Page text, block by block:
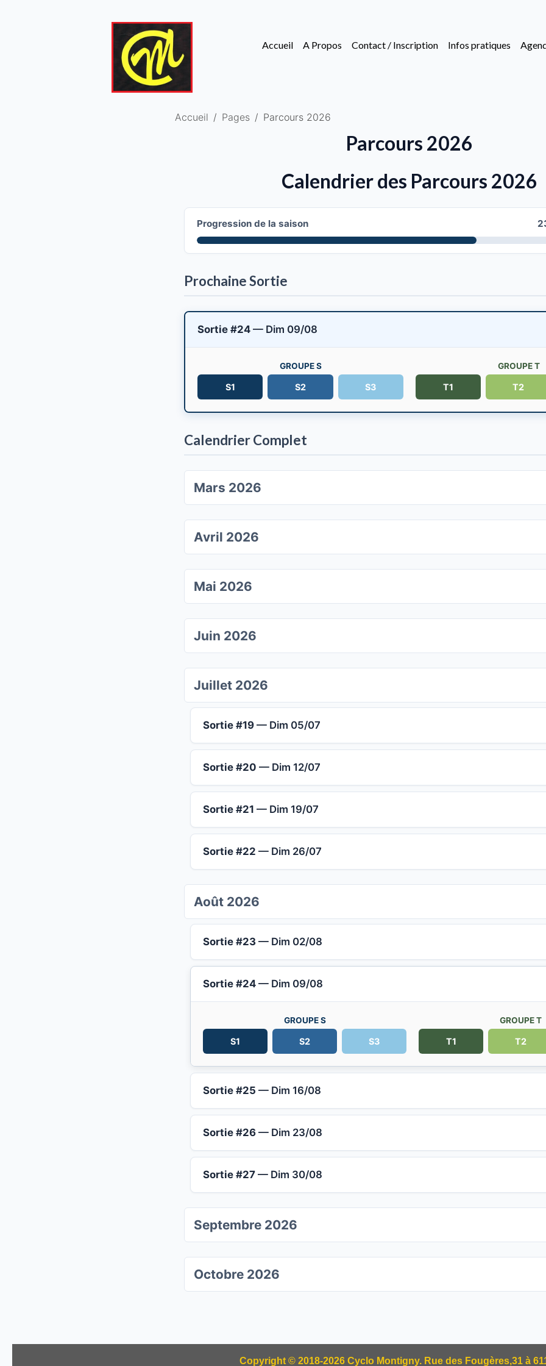
Accueil A Propos Contact / Inscription Infos pratiques
Accueil Pages Parcours 2026
Parcours 2026
Calendrier des Parcours 2026
Progression de la saison
Prochaine Sortie
Sortie #24 — Dim 09/08
GROUPE S
S1 S2 S3
GROUPE T
T1 T2
Calendrier Complet
Mars 2026
Avril 2026
Mai 2026
Juin 2026
Juillet 2026
Sortie #19 — Dim 05/07
Sortie #20 — Dim 12/07
Sortie #21 — Dim 19/07
Sortie #22 — Dim 26/07
Août 2026
Sortie #23 — Dim 02/08
Sortie #24 — Dim 09/08
GROUPE S
S1 S2 S3
GROUPE T
T1 T2
Sortie #25 — Dim 16/08
Sortie #26 — Dim 23/08
Sortie #27 — Dim 30/08
Septembre 2026
Octobre 2026
Copyright © 2018-2026 Cyclo Montigny. Rue des Fougères,31 à